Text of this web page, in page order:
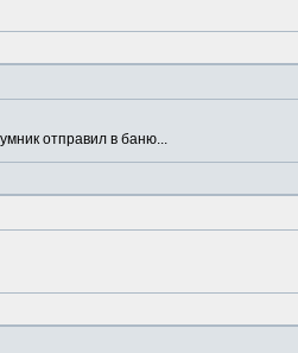
отправил в баню...